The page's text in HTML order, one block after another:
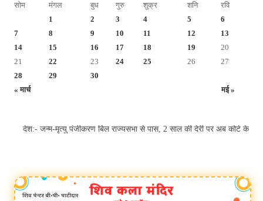
सोम
मंगल बुध गुरु शुक्र शनि रवि
« मार्च मई »
1 2 3 4 5
6
7
8 9 10 11 12
13
14
15 16 17 18 19
20
21
22 23 24 25 26
27
28
29 30
देश:- जन्म-मृत्यु पंजीकरण बिल राज्यसभा से पास, 2 साल की देरी पर अब कोर्ट के